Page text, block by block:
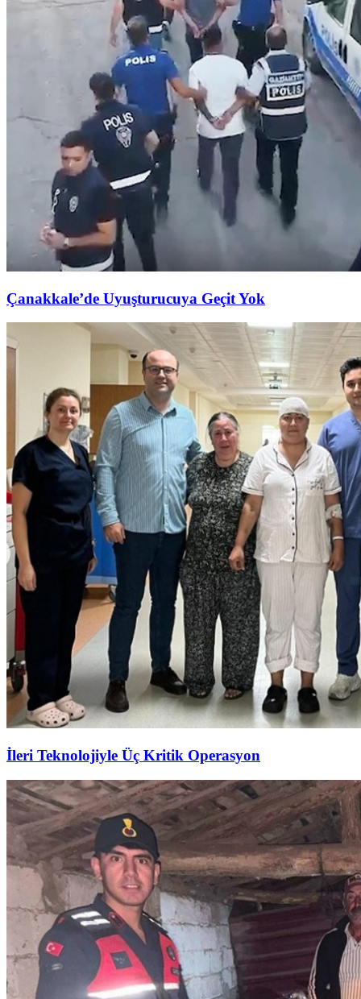
Çanakkale’de Uyuşturucuya Geçit Yok
İleri Teknolojiyle Üç Kritik Operasyon